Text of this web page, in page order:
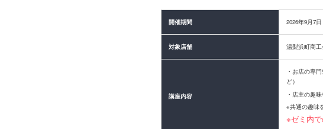
開催期間 2026年9月7
対象店舗 湯梨浜町商
講座内容
・お店の専
ど）
・店主の趣
※共通の趣味
※ゼミ内